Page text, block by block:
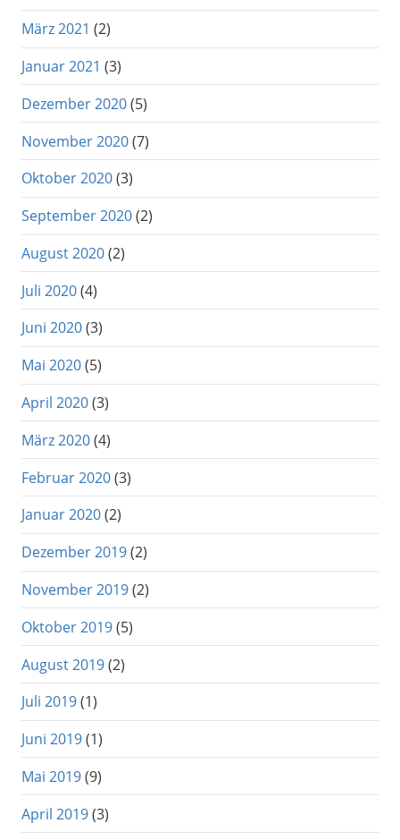
März 2021 (2)
Januar 2021 (3)
Dezember 2020(5)
November 2020(7)
Oktober 2020(3)
September 2020(2)
August 2020(2)
Juli 2020(4)
Juni 2020(3)
Mai 2020(5)
April 2020(3)
März 2020(4)
Februar 2020(3)
Januar 2020(2)
Dezember 2019(2)
November 2019(2)
Oktober 2019(5)
August 2019(2)
Juli 2019(1)
Juni 2019(1)
Mai 2019(9)
April 2019(3)